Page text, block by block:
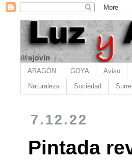
ARAGÓN GOYA Aviso
Naturaleza Sociedad
7.12.22
Pintada